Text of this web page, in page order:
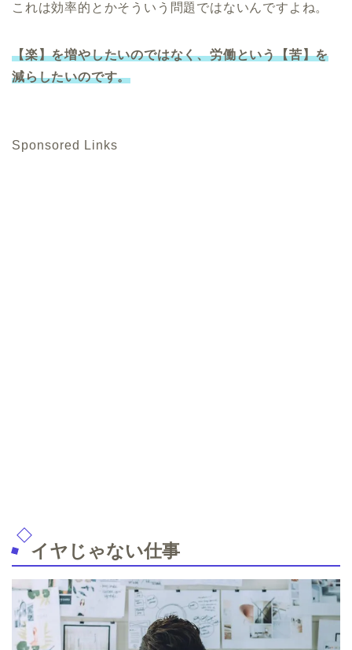
これは効率的とかそういう問題ではないんですよね。
【楽】を増やしたいのではなく、労働という【苦】を
減らしたいのです。
Sponsored Links
イヤじゃない仕事